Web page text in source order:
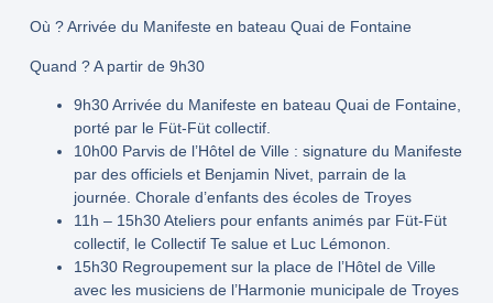
Où ?Arrivée du Manifeste en bateau Quai de Fontaine
Quand ?A partir de 9h30
9h30Arrivée du Manifeste en bateau Quai de Fontaine,
porté par le Füt-Füt collectif.
10h00Parvis de l’Hôtel de Ville : signature du Manifeste
par des officiels et Benjamin Nivet, parrain de la
journée. Chorale d’enfants des écoles de Troyes
11h – 15h30Ateliers pour enfants animés par Füt-Füt
collectif, le Collectif Te salue et Luc Lémonon.
15h30Regroupement sur la place de l’Hôtel de Ville
avec les musiciens de l’Harmonie municipale de Troyes